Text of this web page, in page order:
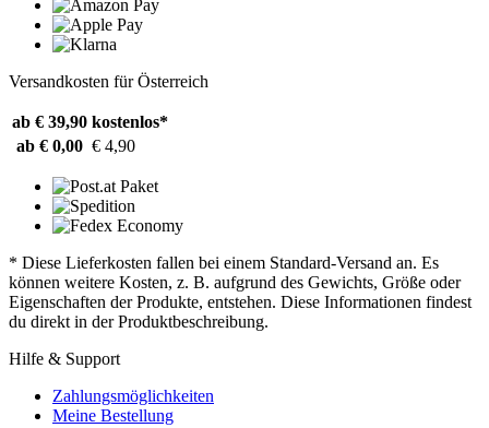
Versandkosten für Österreich
ab € 39,90 kostenlos*
ab € 0,00 € 4,90
* Diese Lieferkosten fallen bei einem Standard-Versand an. Es
können weitere Kosten, z. B. aufgrund des Gewichts, Größe oder
Eigenschaften der Produkte, entstehen. Diese Informationen findest
du direkt in der Produktbeschreibung.
Hilfe & Support
Zahlungsmöglichkeiten
Meine Bestellung